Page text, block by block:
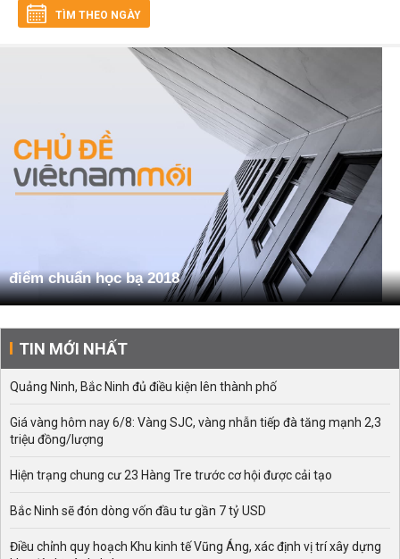
TÌM THEO NGÀY
điểm chuẩn học bạ 2018
TIN MỚI NHẤT
Quảng Ninh, Bắc Ninh đủ điều kiện lên thành phố
Giá vàng hôm nay 6/8: Vàng SJC, vàng nhẫn tiếp đà tăng mạnh 2,3
triệu đồng/lượng
Hiện trạng chung cư 23 Hàng Tre trước cơ hội được cải tạo
Bắc Ninh sẽ đón dòng vốn đầu tư gần 7 tỷ USD
Điều chỉnh quy hoạch Khu kinh tế Vũng Áng, xác định vị trí xây dựng